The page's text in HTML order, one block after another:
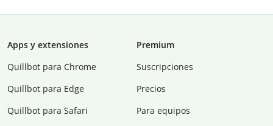
Apps y extensiones
Quillbot para Chrome
Quillbot para Edge
Quillbot para Safari
Premium
Suscripciones
Precios
Para equipos